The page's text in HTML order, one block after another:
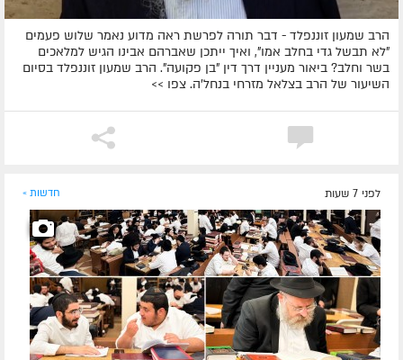
הרב שמעון זוננפלד - דבר תורה לפרשת ראה מדוע נאמר שלוש פעמים
"לא תבשל גדי בחלב אמו", ואיך ייתכן שאברהם אבינו הגיש למלאכים
בשר וחלב? ביאור מעניין דרך דין "בן פקועה". הרב שמעון זוננפלד בסיום
השיעור של הרב בצלאל מזרחי בנחל'ה. צפו >>
לפני 7 שעות חדשות »